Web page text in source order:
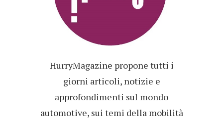
HurryMagazine propone tutti i
giorni articoli, notizie e
approfondimenti sul mondo
automotive, sui temi della mobilità